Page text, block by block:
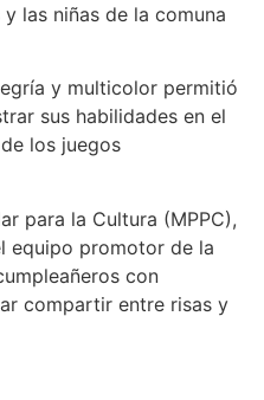
las niñas de la comuna
y multicolor permitió
sus habilidades en el
los juegos
para la Cultura (MPPC),
equipo promotor de la
con
compartir entre risas y